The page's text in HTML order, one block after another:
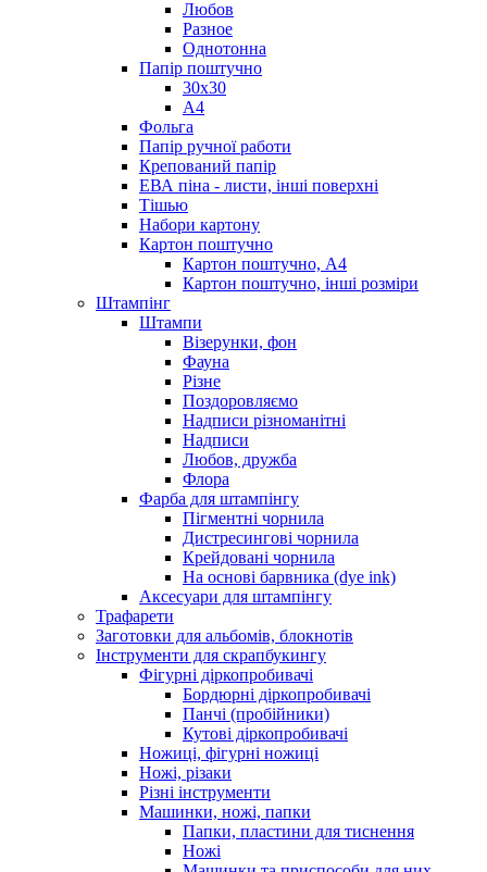
Любов
Разное
Однотонна
Папір поштучно
30х30
А4
Фольга
Папір ручної работи
Крепований папір
ЕВА піна - листи, інші поверхні
Тішью
Набори картону
Картон поштучно
Картон поштучно, А4
Картон поштучно, інші розміри
Штампінг
Штампи
Візерунки, фон
Фауна
Різне
Поздоровляємо
Надписи різноманітні
Надписи
Любов, дружба
Флора
Фарба для штампінгу
Пігментні чорнила
Дистресингові чорнила
Крейдовані чорнила
На основі барвника (dye ink)
Аксесуари для штампінгу
Трафарети
Заготовки для альбомів, блокнотів
Інструменти для скрапбукингу
Фігурні діркопробивачі
Бордюрні діркопробивачі
Панчі (пробійники)
Кутові діркопробивачі
Ножиці, фігурні ножиці
Ножі, різаки
Різні інструменти
Машинки, ножі, папки
Папки, пластини для тиснення
Ножі